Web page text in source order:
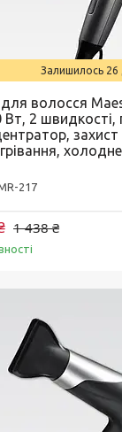
Залишилось 26
волосся
Вт, 2 швидкості,
захист
217
1 438 ₴